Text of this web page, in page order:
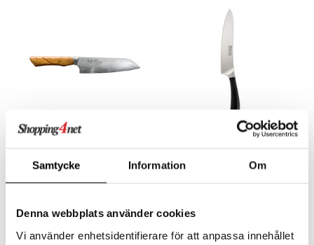
Samtycke Information Om
Denna webbplats använder cookies
Vi använder enhetsidentifierare för att anpassa innehållet
Kokkiveitsi
SATAKE
ROBERT WELCH